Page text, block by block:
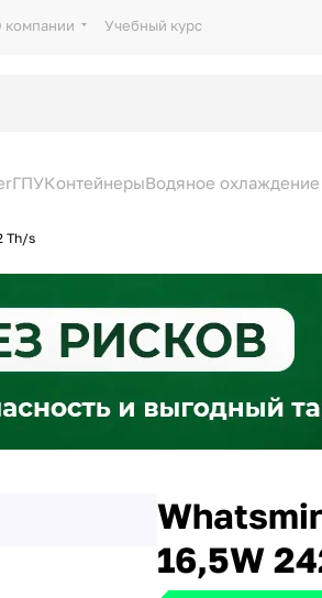
компании Учебный курс
ГПУКонтейнерыВодяное охлаждение
Th/s
16,5W